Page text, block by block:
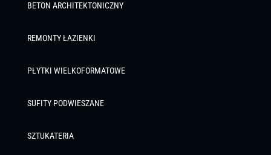
BETON ARCHITEKTONICZNY
REMONTY ŁAZIENKI
PŁYTKI WIELKOFORMATOWE
SUFITY PODWIESZANE
SZTUKATERIA